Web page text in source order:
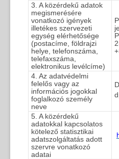
3. A közérdekű adatok
megismerésére
vonatkozó igények
illetékes szervezeti
egység elérhetősége
(postacíme, földrajzi
helye, telefonszáma,
telefaxszáma,
elektronikus levélcíme)
4. Az adatvédelmi
felelős vagy az
információs jogokkal
foglalkozó személy
neve
5. A közérdekű
adatokkal kapcsolatos
kötelező statisztikai
adatszolgáltatás adott
szervre vonatkozó
adatai